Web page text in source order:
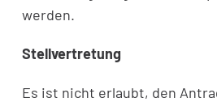
werden.
Stellvertretung
Es ist nicht erlaubt, den